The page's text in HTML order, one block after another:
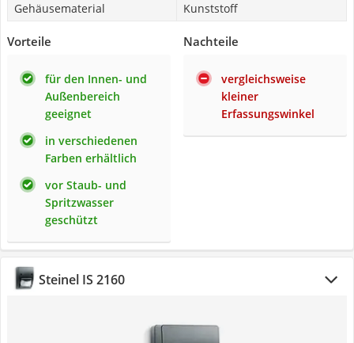
Gehäusematerial
Kunststoff
Vorteile
für den Innen- und
Außenbereich
geeignet
in verschiedenen
Farben erhältlich
vor Staub- und
Spritzwasser
geschützt
Nachteile
vergleichsweise
kleiner
Erfassungswinkel
Steinel IS 2160